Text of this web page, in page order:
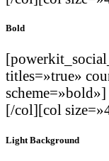
Bold
titles=»true»
scheme=»bold»]
[/col][col
Light Background